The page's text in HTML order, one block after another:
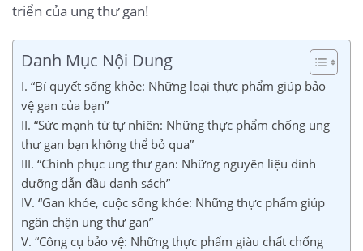
triển của ung thư gan!
Danh Mục Nội Dung
I. “Bí quyết sống khỏe: Những loại thực phẩm giúp bảo
vệ gan của bạn”
II. “Sức mạnh từ tự nhiên: Những thực phẩm chống ung
thư gan bạn không thể bỏ qua”
III. “Chinh phục ung thư gan: Những nguyên liệu dinh
dưỡng dẫn đầu danh sách”
IV. “Gan khỏe, cuộc sống khỏe: Những thực phẩm giúp
ngăn chặn ung thư gan”
V. “Công cụ bảo vệ: Những thực phẩm giàu chất chống